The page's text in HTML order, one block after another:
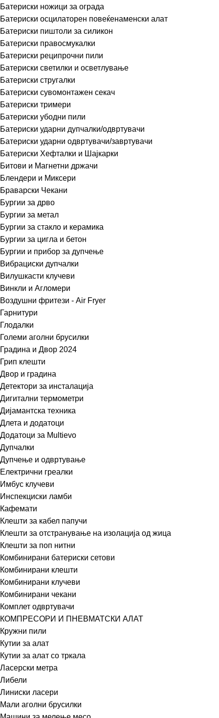
Батериски ножици за ограда
Батериски осцилаторен повеќенаменски алат
Батериски пиштоли за силикон
Батериски правосмукалки
Батериски реципрочни пили
Батериски светилки и осветлување
Батериски стругалки
Батериски сувомонтажен секач
Батериски тримери
Батериски убодни пили
Батериски ударни дупчалки/одвртувачи
Батериски ударни одвртувачи/завртувачи
Батериски Хефталки и Шајкарки
Битови и Магнетни држачи
Блендери и Миксери
Браварски Чекани
Бургии за дрво
Бургии за метал
Бургии за стакло и керамика
Бургии за цигла и бетон
Бургии и прибор за дупчење
Вибрациски дупчалки
Вилушкасти клучеви
Винкли и Агломери
Воздушни фритези - Air Fryer
Гарнитури
Глодалки
Големи аголни брусилки
Градина и Двор 2024
Грип клешти
Двор и градина
Детектори за инсталација
Дигитални термометри
Дијамантска техника
Длета и додатоци
Додатоци за Multievo
Дупчалки
Дупчење и одвртување
Електрични греалки
Имбус клучеви
Инспекциски ламби
Кафемати
Клешти за кабел папучи
Клешти за отстранување на изолација од жица
Клешти за поп нитни
Комбинирани батериски сетови
Комбинирани клешти
Комбинирани клучеви
Комбинирани чекани
Комплет одвртувачи
КОМПРЕСОРИ И ПНЕВМАТСКИ АЛАТ
Кружни пили
Кутии за алат
Кутии за алат со тркала
Ласерски метра
Либели
Линиски ласери
Мали аголни брусилки